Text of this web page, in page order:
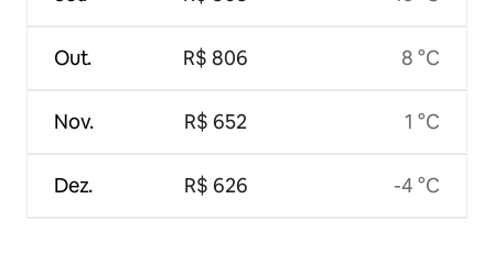
Out.
Nov.
Dez.
R$ 806
R$ 652
R$ 626
8 °C
1 °C
-4 °C